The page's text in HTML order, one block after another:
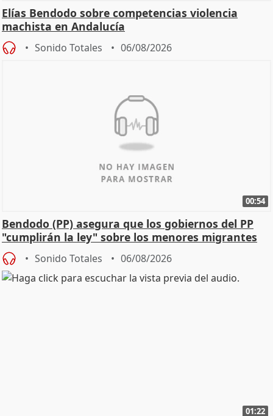
Elías Bendodo sobre competencias violencia
machista en Andalucía
Sonido Totales 06/08/2026
00:54
Bendodo (PP) asegura que los gobiernos del PP
"cumplirán la ley" sobre los menores migrantes
Sonido Totales 06/08/2026
01:22